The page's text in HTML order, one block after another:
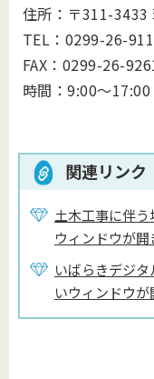
住所：〒311-3433
TEL：0299-26-
FAX：0299-26-
時間：9:00～17:00
関連リンク
土木工事に伴
ウィンドウが開
いばらきデジ
いウィンドウが